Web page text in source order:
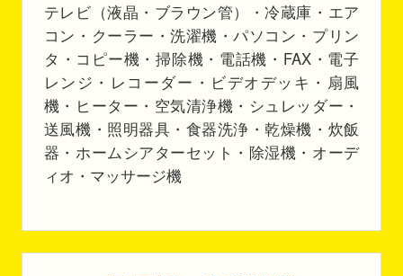
テレビ（液晶・ブラウン管）・冷蔵庫・エア
コン・クーラー・洗濯機・パソコン・プリン
タ・コピー機・掃除機・電話機・FAX・電子
レンジ・レコーダー・ビデオデッキ・扇風
機・ヒーター・空気清浄機・シュレッダー・
送風機・照明器具・食器洗浄・乾燥機・炊飯
器・ホームシアターセット・除湿機・オーデ
ィオ・マッサージ機